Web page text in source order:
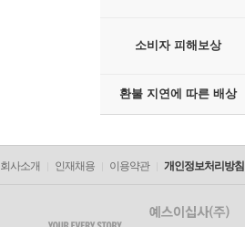
소비자 피해보상
환불 지연에 따른 배상
회사소개 인재채용 이용약관 개인정보처리방침